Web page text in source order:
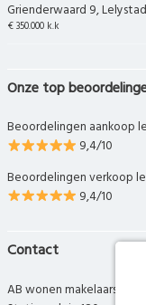
Grienderwaard 9, Lelystad
€ 350.000 k.k
Onze top
Beoordelingen aankoop
9,4/10
Beoordelingen verkoop
9,4/10
Contact
AB wonen makelaars